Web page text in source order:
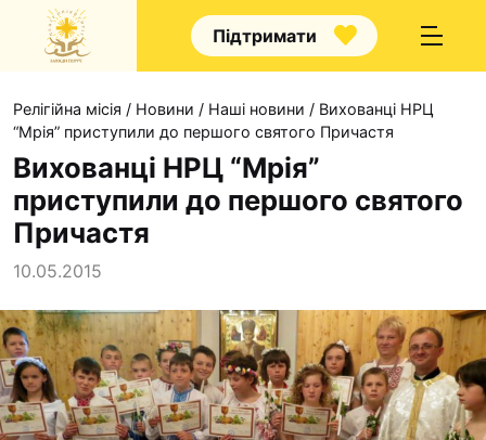
Підтримати
Про нас
Наші напрямки
Наш покровитель
Контакти
Релігійна місія / Новини / Наші новини / Вихованці НРЦ
“Мрія” приступили до першого святого Причастя
Вихованці НРЦ “Мрія”
приступили до першого святого
Причастя
10.05.2015